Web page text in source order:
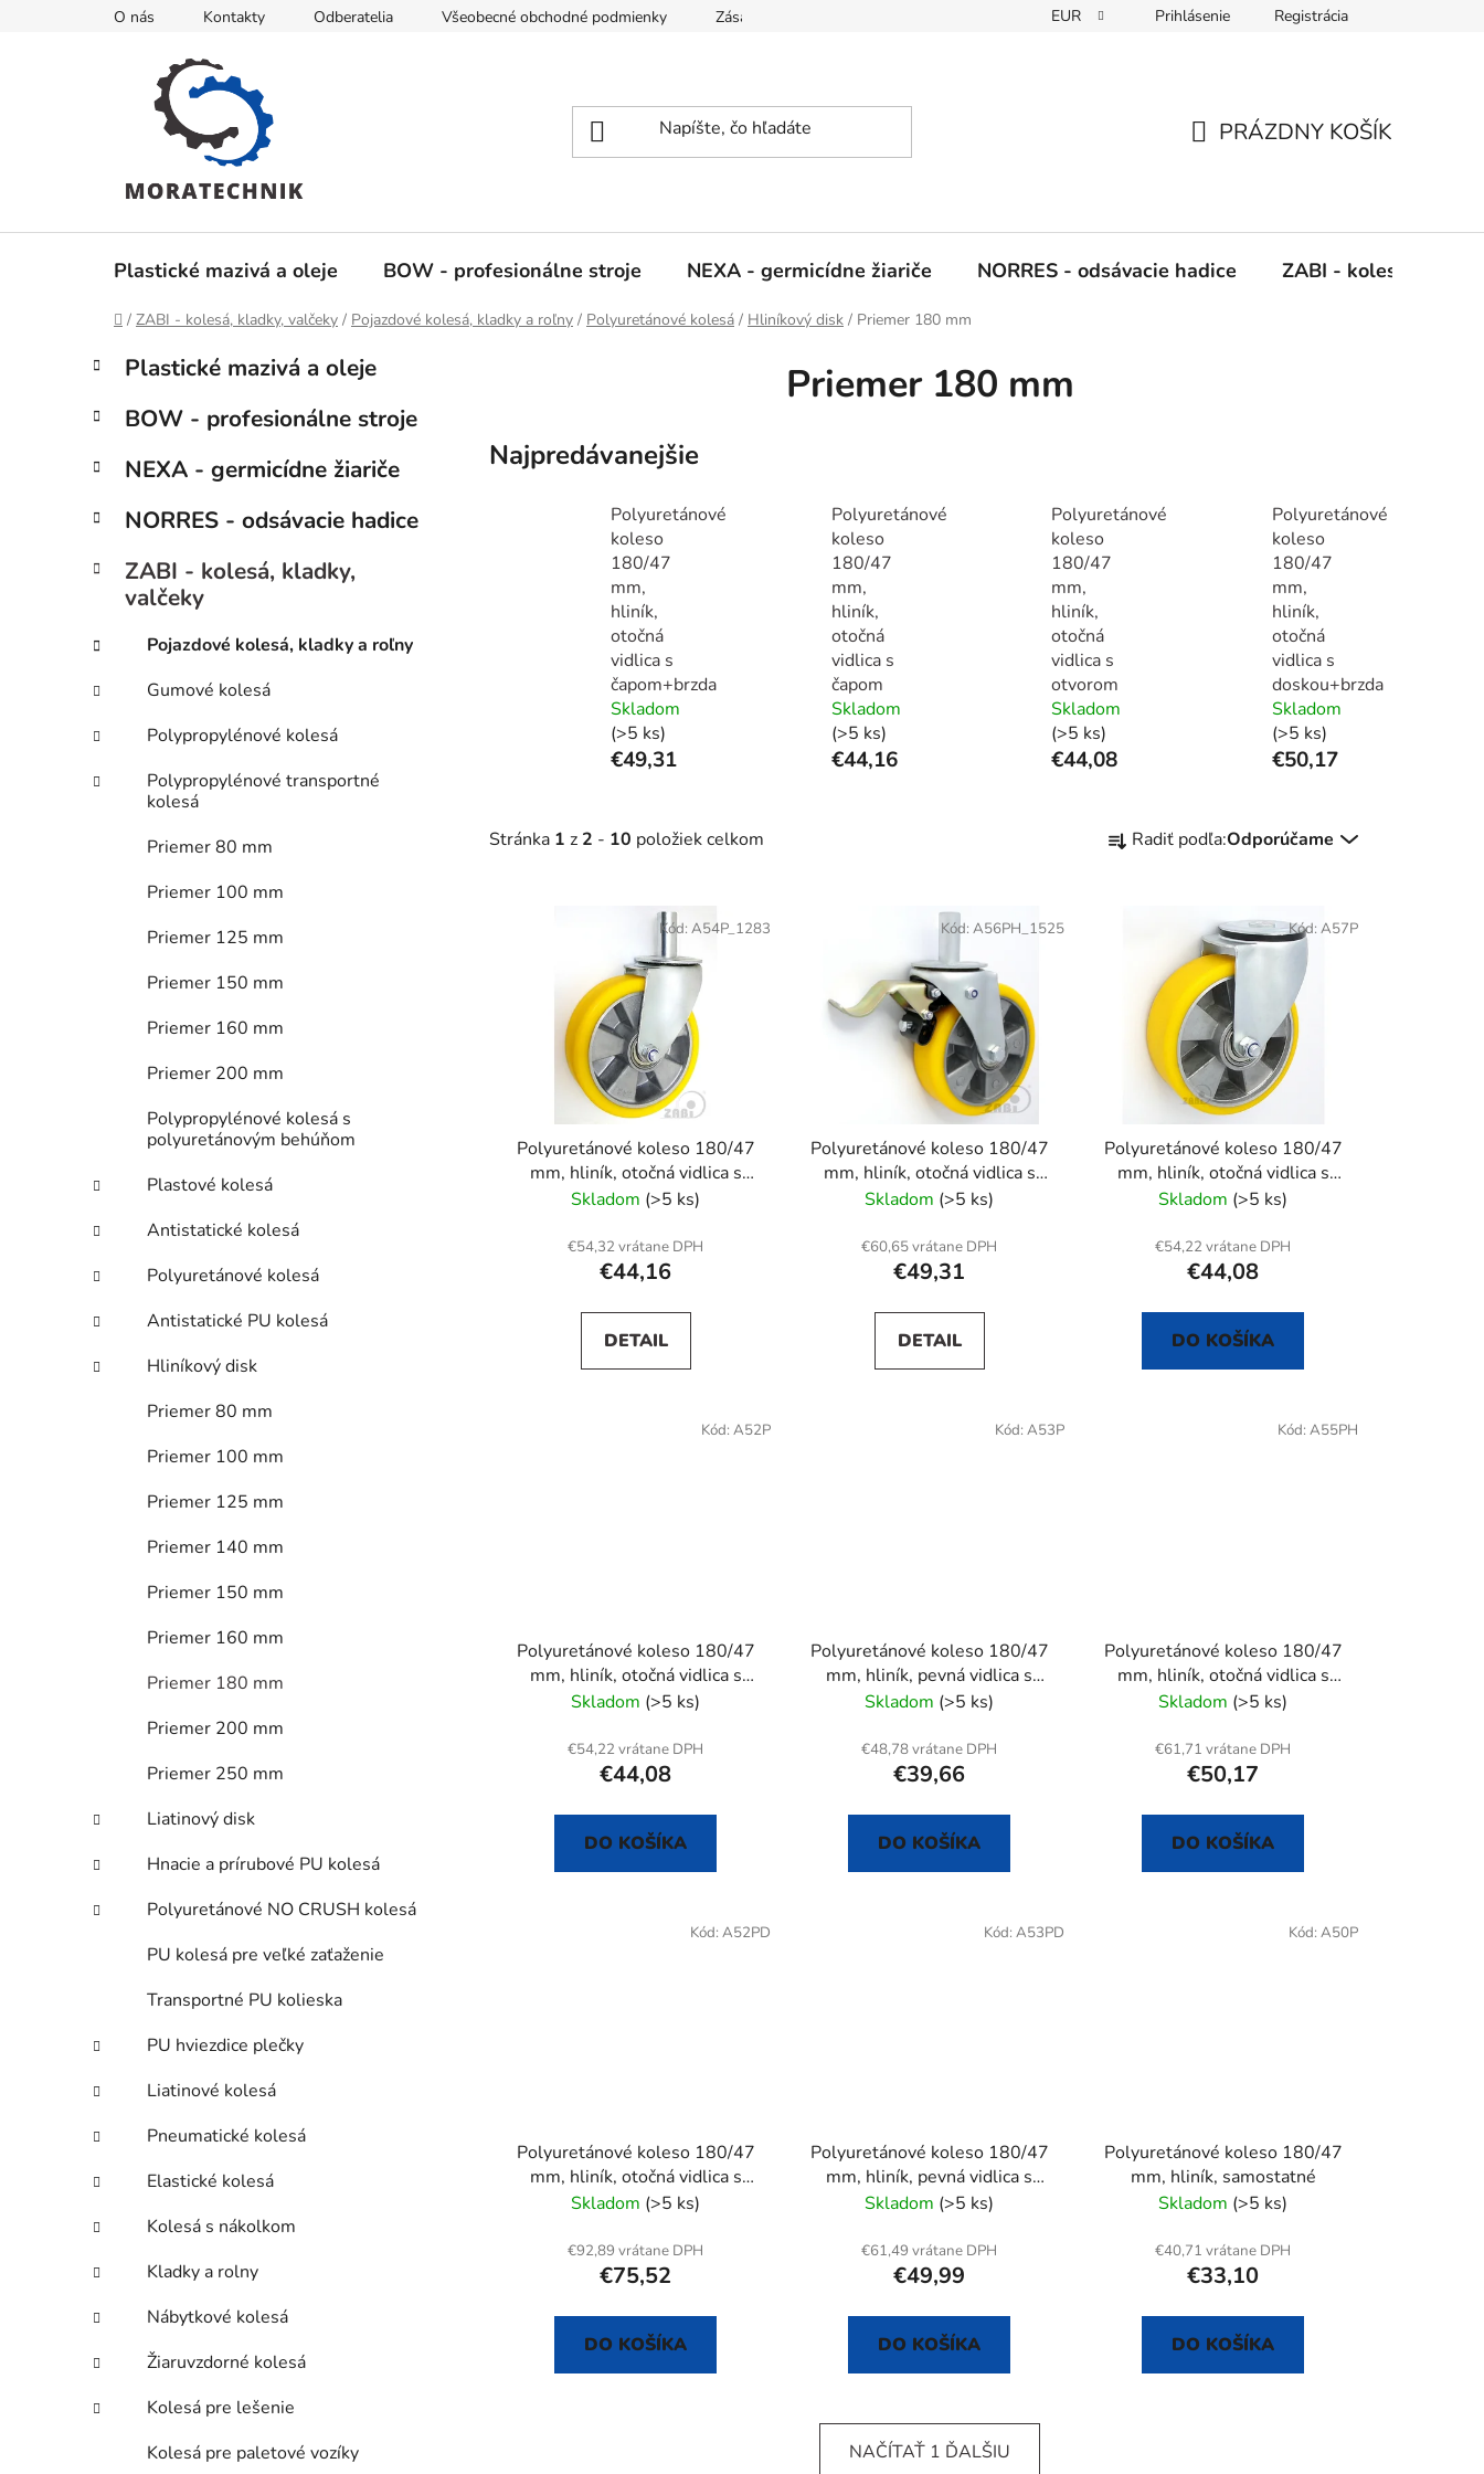
O nás Kontakty Odberatelia Všeobecné obchodné podmienky Zásady ochrany osobných údajov Napíšte nám
EUR Prihlásenie Registrácia
PRÁZDNY KOŠÍK
Plastické mazivá a oleje BOW - profesionálne stroje NEXA - germicídne žiariče NORRES - odsávacie hadice ZABI - kolesá,
Domov
/ ZABI - kolesá, kladky, valčeky / Pojazdové kolesá, kladky a roľny / Polyuretánové kolesá / Hliníkový disk / Priemer 180 mm
B
č
ý
a
n
e
Preskočiť
kategórie
K
a
e
ó
i
Plastické mazivá a oleje
BOW - profesionálne stroje
NEXA - germicídne žiariče
NORRES - odsávacie hadice
ZABI - kolesá, kladky,
valčeky
Pojazdové kolesá, kladky a roľny
Gumové kolesá
Polypropylénové kolesá
Polypropylénové transportné
kolesá
Priemer 80 mm
Priemer 100 mm
Priemer 125 mm
Priemer 150 mm
Priemer 160 mm
Priemer 200 mm
Polypropylénové kolesá s
polyuretánovým behúňom
Plastové kolesá
Antistatické kolesá
Polyuretánové kolesá
Antistatické PU kolesá
Hliníkový disk
Priemer 80 mm
Priemer 100 mm
Priemer 125 mm
Priemer 140 mm
Priemer 150 mm
Priemer 160 mm
Priemer 180 mm
Priemer 200 mm
Priemer 250 mm
Liatinový disk
Hnacie a prírubové PU kolesá
Polyuretánové NO CRUSH kolesá
PU kolesá pre veľké zaťaženie
Transportné PU kolieska
PU hviezdice plečky
Liatinové kolesá
Pneumatické kolesá
Elastické kolesá
Kolesá s nákolkom
Kladky a rolny
Nábytkové kolesá
Žiaruvzdorné kolesá
Kolesá pre lešenie
Kolesá pre paletové vozíky
Priemer 180 mm
Najpredávanejšie
Polyuretánové
koleso
180/47
mm,
hliník,
otočná
vidlica s
čapom+brzda
Skladom
(>5 ks)
€49,31
Polyuretánové
koleso
180/47
mm,
hliník,
otočná
vidlica s
čapom
Skladom
(>5 ks)
€44,16
Polyuretánové
koleso
180/47
mm,
hliník,
otočná
vidlica s
otvorom
Skladom
(>5 ks)
€44,08
Polyuretánové
koleso
180/47
mm,
hliník,
otočná
vidlica s
doskou+brzda
Skladom
(>5 ks)
€50,17
Stránka 1 z 2 - 10 položiek celkom
a
u
k
Radiť podľa:Odporúčame
Polyuretánové koleso 180/47
mm, hliník, otočná vidlica s
čapom
Skladom (>5 ks)
€54,32 vrátane DPH
€44,16
DETAIL
Kód: A54P_1283
Polyuretánové koleso 180/47
mm, hliník, otočná vidlica s
čapom+brzda
Skladom (>5 ks)
€60,65 vrátane DPH
€49,31
DETAIL
Kód: A56PH_1525
Polyuretánové koleso 180/47
mm, hliník, otočná vidlica s
otvorom
Skladom (>5 ks)
€54,22 vrátane DPH
€44,08
DO KOŠÍKA
Kód: A57P
Polyuretánové koleso 180/47
mm, hliník, otočná vidlica s
doskou
Skladom (>5 ks)
€54,22 vrátane DPH
€44,08
DO KOŠÍKA
Kód: A52P
Polyuretánové koleso 180/47
mm, hliník, pevná vidlica s
doskou
Skladom (>5 ks)
€48,78 vrátane DPH
€39,66
DO KOŠÍKA
Kód: A53P
Polyuretánové koleso 180/47
mm, hliník, otočná vidlica s
doskou+brzda
Skladom (>5 ks)
€61,71 vrátane DPH
€50,17
DO KOŠÍKA
Kód: A55PH
Polyuretánové koleso 180/47
mm, hliník, otočná vidlica s
doskou
Skladom (>5 ks)
€92,89 vrátane DPH
€75,52
DO KOŠÍKA
Kód: A52PD
Polyuretánové koleso 180/47
mm, hliník, pevná vidlica s
doskou
Skladom (>5 ks)
€61,49 vrátane DPH
€49,99
DO KOŠÍKA
Kód: A53PD
Polyuretánové koleso 180/47
mm, hliník, samostatné
Skladom (>5 ks)
€40,71 vrátane DPH
€33,10
DO KOŠÍKA
Kód: A50P
NAČÍTAŤ 1 ĎALŠIU